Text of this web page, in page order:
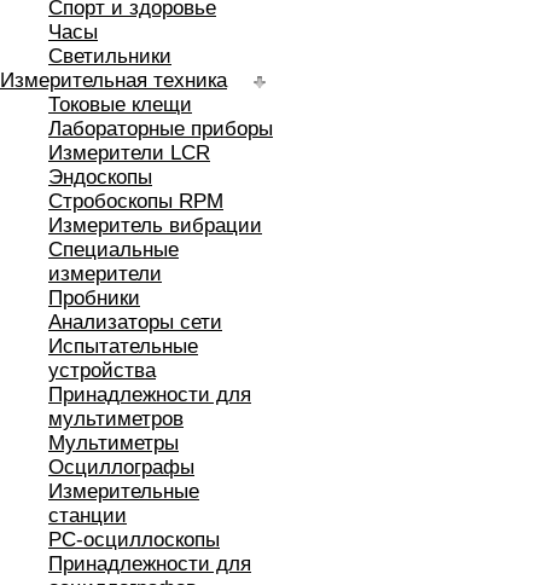
Спорт и здоровье
Часы
Светильники
Измерительная техника
Токовые клещи
Лабораторные приборы
Измерители LCR
Эндоскопы
Стробоскопы RPM
Измеритель вибрации
Специальные
измерители
Пробники
Анализаторы сети
Испытательные
устройства
Принадлежности для
мультиметров
Мультиметры
Осциллографы
Измерительные
станции
РС-осциллоскопы
Принадлежности для